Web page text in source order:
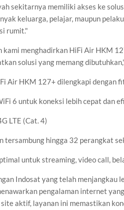
sekitarnya memiliki akses ke
keluarga, pelajar, maupun
rumit."
kami menghadirkan HiFi Air HKM
solusi yang memang
Air HKM 127+ dilengkapi dengan
6 untuk koneksi lebih cepat dan
LTE (Cat. 4)
tersambung hingga 32 perangkat
untuk streaming, video call,
Indosat yang telah menjangkau
pengalaman internet
aktif, layanan ini memastikan